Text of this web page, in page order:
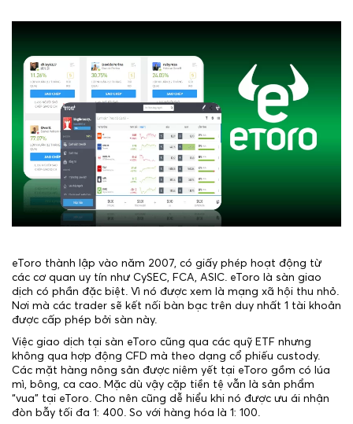
eToro thành lập vào năm 2007, có giấy phép hoạt động từ
các cơ quan uy tín như CySEC, FCA, ASIC. eToro là sàn giao
dịch có phần đặc biệt. Vì nó được xem là mạng xã hội thu nhỏ.
Nơi mà các trader sẽ kết nối bàn bạc trên duy nhất 1 tài khoản
được cấp phép bởi sàn này.
Việc giao dịch tại sàn eToro cũng qua các quỹ ETF nhưng
không qua hợp động CFD mà theo dạng cổ phiếu custody.
Các mặt hàng nông sản được niêm yết tại eToro gồm có lúa
mì, bông, ca cao. Mặc dù vậy cặp tiền tệ vẫn là sản phẩm
“vua” tại eToro. Cho nên cũng dễ hiểu khi nó được ưu ái nhận
đòn bẫy tối đa 1: 400. So với hàng hóa là 1: 100.